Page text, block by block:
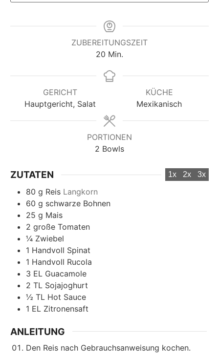
ZUBEREITUNGSZEIT
20 M
n
n
Min.
GERICHT
Hauptgericht, Salat
KÜCHE
Mexikanisch
PORTIONEN
2 Bowls
ZUTATEN 1x 2x 3x
80 g Reis Langkorn
60 g schwarze Bohnen
25 g Mais
2 große Tomaten
¼ Zwiebel
1 Handvoll Spinat
1 Handvoll Rucola
3 EL Guacamole
2 TL Sojajoghurt
½ TL Hot Sauce
1 EL Zitronensaft
ANLEITUNG
Den Reis nach Gebrauchsanweisung kochen.